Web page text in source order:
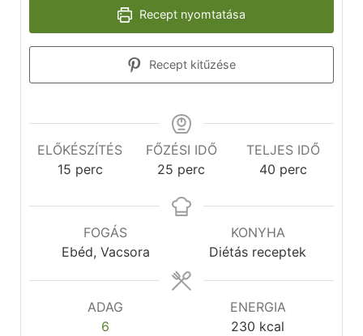
Recept nyomtatása
Recept kitűzése
ELŐKÉSZÍTÉS
15 perc
FŐZÉSI IDŐ
25 perc
TELJES IDŐ
40 perc
FOGÁS
Ebéd, Vacsora
KONYHA
Diétás receptek
ADAG
6
ENERGIA
230 kcal